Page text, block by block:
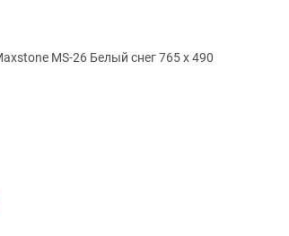
МS-26 Белый снег 765 х 490